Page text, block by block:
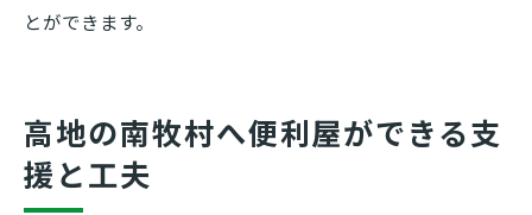
とができます。
高地の南牧村へ便利屋ができる支
援と工夫